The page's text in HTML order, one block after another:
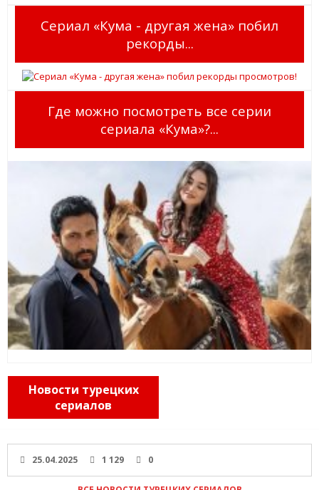
Сериал «Кума - другая жена» побил
рекорды...
Где можно посмотреть все серии
сериала «Кума»?...
Новости турецких
сериалов
25.04.2025 1 129 0